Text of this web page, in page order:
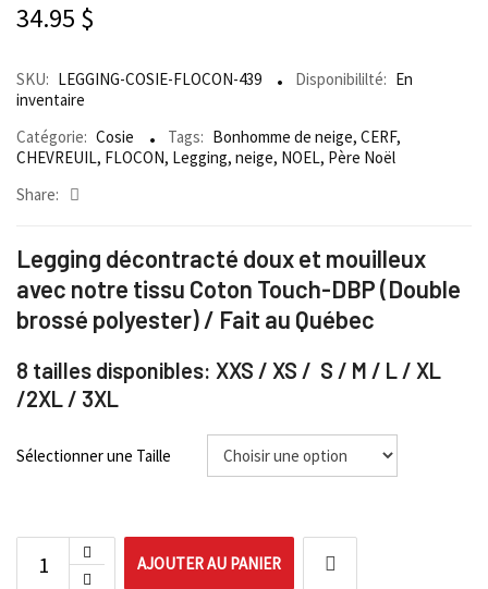
34.95 $
SKU: LEGGING-COSIE-FLOCON-439 Disponibililté: En
inventaire
Catégorie: Cosie Tags: Bonhomme de neige, CERF,
CHEVREUIL, FLOCON, Legging, neige, NOEL, Père Noël
Share:
Legging décontracté doux et mouilleux
avec notre tissu Coton Touch-DBP (Double
brossé polyester) / Fait au Québec
8 tailles disponibles: XXS / XS / S / M / L / XL
/2XL / 3XL
Sélectionner une Taille
AJOUTER AU PANIER